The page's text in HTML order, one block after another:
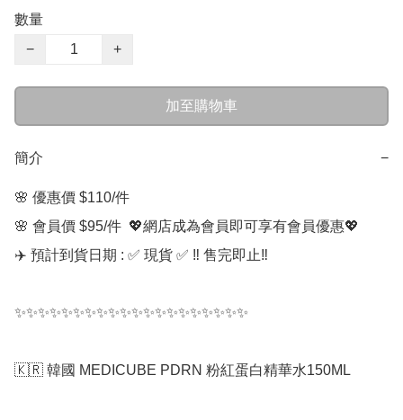
數量
−
+
加至購物車
簡介 −
🌸 優惠價 $110/件
🌸 會員價 $95/件  💖網店成為會員即可享有會員優惠💖
✈️ 預計到貨日期 : ✅ 現貨 ✅ ‼️ 售完即止‼️
✨✨✨✨✨✨✨✨✨✨✨✨✨✨✨✨✨✨✨✨
🇰🇷 韓國 MEDICUBE PDRN 粉紅蛋白精華水150ML